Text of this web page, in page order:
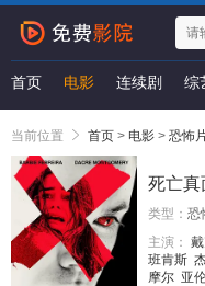
首页 电影 连续剧 综
当前位置 首页 > 电影 > 恐怖
死亡真
类型： 恐
主演：
班肯斯
摩尔 亚